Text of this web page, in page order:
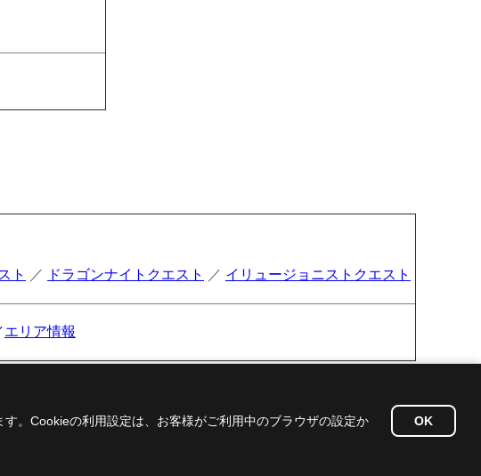
ト ／ ドラゴンナイトクエスト ／ イリュージョニストクエスト
エリア情報
。 Cookieの利用設定は、お客様がご利用中のブラウザの設定か
OK